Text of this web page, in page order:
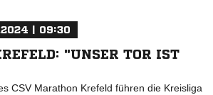
| 09:30
"UNSER TOR IST
CSV Marathon Krefeld führen die Kreisliga